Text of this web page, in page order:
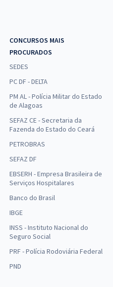
CONCURSOS MAIS
PROCURADOS
SEDES
PC DF - DELTA
PM AL - Polícia Militar do Estado
de Alagoas
SEFAZ CE - Secretaria da
Fazenda do Estado do Ceará
PETROBRAS
SEFAZ DF
EBSERH - Empresa Brasileira de
Serviços Hospitalares
Banco do Brasil
IBGE
INSS - Instituto Nacional do
Seguro Social
PRF - Polícia Rodoviária Federal
PND